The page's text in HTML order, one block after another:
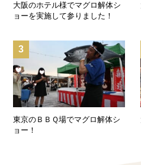
大阪のホテル様でマグロ解体シ
ョーを実施して参りました！
3
東京のＢＢＱ場でマグロ解体シ
ョー！